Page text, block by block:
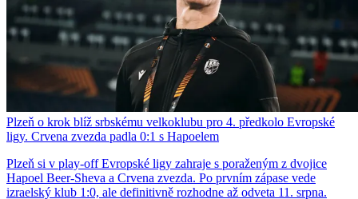
Plzeň o krok blíž srbskému velkoklubu pro 4. předkolo Evropské
ligy. Crvena zvezda padla 0:1 s Hapoelem
Plzeň si v play-off Evropské ligy zahraje s poraženým z dvojice
Hapoel Beer-Sheva a Crvena zvezda. Po prvním zápase vede
izraelský klub 1:0, ale definitivně rozhodne až odveta 11. srpna.